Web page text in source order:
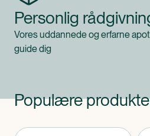
Personlig
Vores uddannede og erfarne
guide dig
Populære